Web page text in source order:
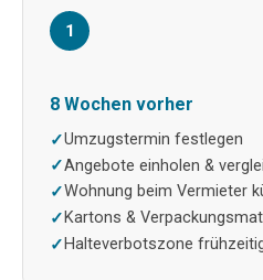
1
8 Wochen vorher
Umzugstermin festlegen
Angebote einholen &
Wohnung beim Vermieter
Kartons &
Halteverbotszone